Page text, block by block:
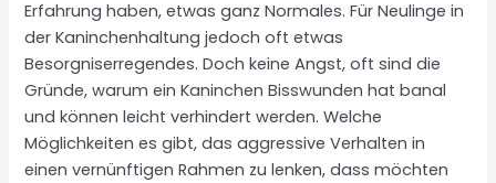
Erfahrung haben, etwas ganz Normales. Für Neulinge in
der Kaninchenhaltung jedoch oft etwas
Besorgniserregendes. Doch keine Angst, oft sind die
Gründe, warum ein Kaninchen Bisswunden hat banal
und können leicht verhindert werden. Welche
Möglichkeiten es gibt, das aggressive Verhalten in
einen vernünftigen Rahmen zu lenken, dass möchten